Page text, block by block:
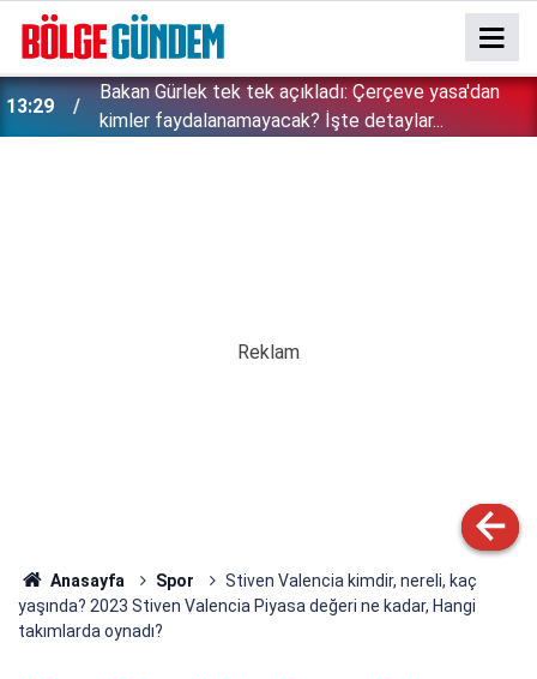
13:29
Bakan Gürlek tek tek açıkladı: Çerçeve yasa'dan
kimler faydalanamayacak? İşte detaylar...
Anasayfa Spor
Stiven Valencia kimdir, nereli, kaç
yaşında? 2023 Stiven Valencia Piyasa değeri ne kadar, Hangi
takımlarda oynadı?